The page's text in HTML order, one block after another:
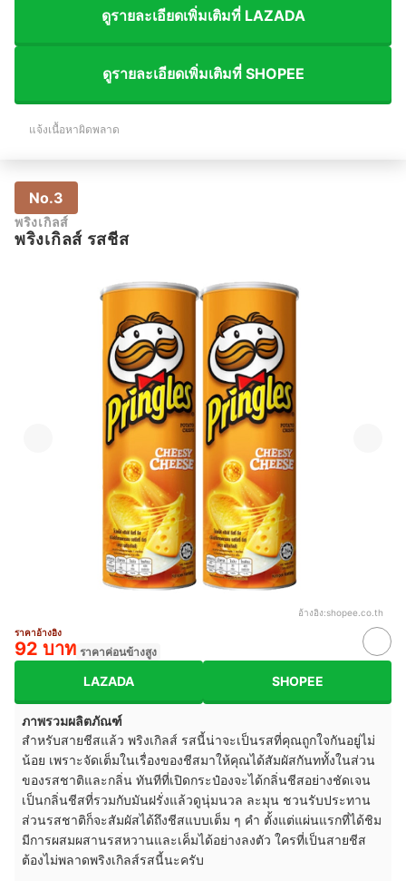
ดูรายละเอียดเพิ่มเติมที่ LAZADA
ดูรายละเอียดเพิ่มเติมที่ SHOPEE
แจ้งเนื้อหาผิดพลาด
No.3
พริงเกิลส์
พริงเกิลส์ รสชีส
อ้างอิง:shopee.co.th
ราคาอ้างอิง
92 บาท ราคาค่อนข้างสูง
LAZADA SHOPEE
ภาพรวมผลิตภัณฑ์
สำหรับสายชีสแล้ว พริงเกิลส์ รสนี้น่าจะเป็นรสที่คุณถูกใจกันอยู่ไม่
น้อย เพราะจัดเต็มในเรื่องของชีสมาให้คุณได้สัมผัสกันททั้งในส่วน
ของรสชาติและกลิ่น ทันทีที่เปิดกระป๋องจะได้กลิ่นชีสอย่างชัดเจน
เป็นกลิ่นชีสที่รวมกับมันฝรั่งแล้วดูนุ่มนวล ละมุน ชวนรับประทาน
ส่วนรสชาติก็จะสัมผัสได้ถึงชีสแบบเต็ม ๆ คำ ตั้งแต่แผ่นแรกที่ได้ชิม
มีการผสมผสานรสหวานและเค็มได้อย่างลงตัว ใครที่เป็นสายชีส
ต้องไม่พลาดพริงเกิลส์รสนี้นะครับ